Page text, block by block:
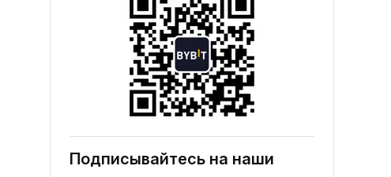
Подписывайтесь на наши